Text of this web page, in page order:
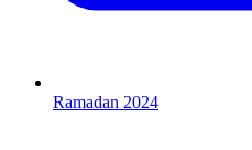
Ramadan 2024